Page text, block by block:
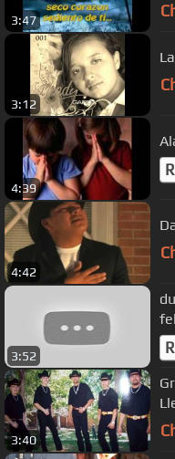
3:47
3:12
4:39
4:42
3:52
3:40